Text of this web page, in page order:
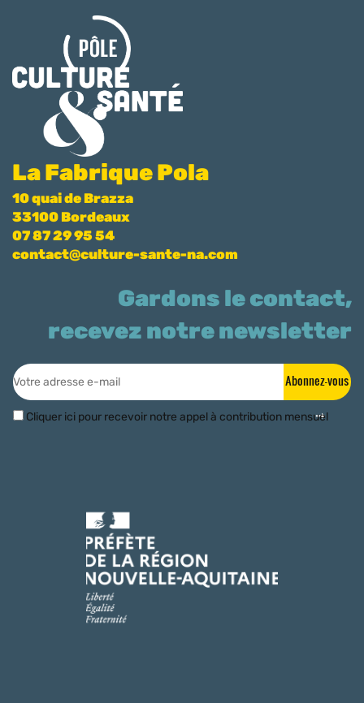
La Fabrique Pola
10 quai de Brazza
33100 Bordeaux
07 87 29 95 54
contact@culture-sante-na.com
Gardons le contact,
recevez notre newsletter
Abonnez-vous
Cliquer ici pour recevoir notre appel à contribution mensuel